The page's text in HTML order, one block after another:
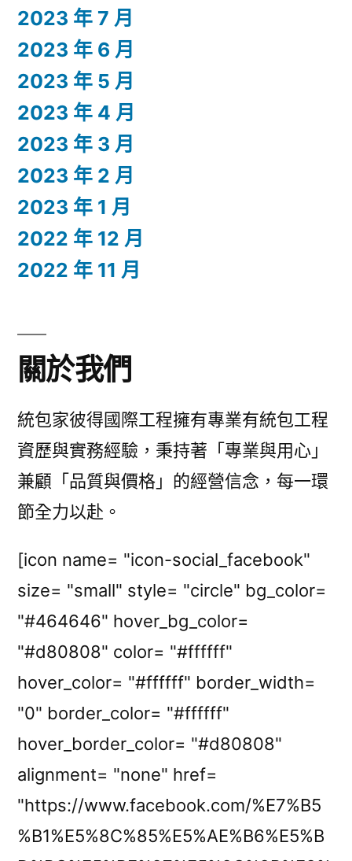
2023 年 7 月
2023 年 6 月
2023 年 5 月
2023 年 4 月
2023 年 3 月
2023 年 2 月
2023 年 1 月
2022 年 12 月
2022 年 11 月
關於我們
統包家彼得國際工程擁有專業有統包工程
資歷與實務經驗，秉持著「專業與用心」
兼顧「品質與價格」的經營信念，每一環
節全力以赴。
[icon name= "icon-social_facebook"
size= "small" style= "circle" bg_color=
"#464646" hover_bg_color=
"#d80808" color= "#ffffff"
hover_color= "#ffffff" border_width=
"0" border_color= "#ffffff"
hover_border_color= "#d80808"
alignment= "none" href=
"https://www.facebook.com/%E7%B5
%B1%E5%8C%85%E5%AE%B6%E5%B